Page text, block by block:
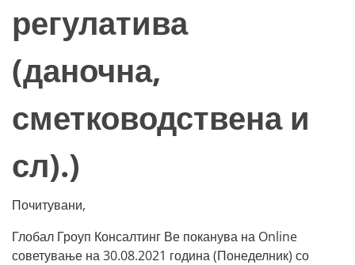
регулатива
(даночна,
сметководствена и
сл).)
Почитувани,
Глобал Гроуп Консалтинг Ве поканува на Online
советување на 30.08.2021 година (Понеделник) со